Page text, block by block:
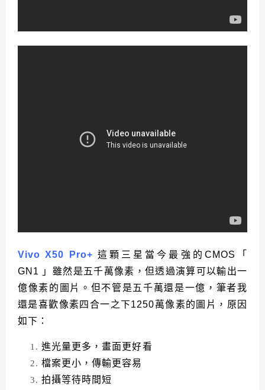
Vivo X50 Pro+ 這顆三星當今最強的CMOS「
GN1 」雖然是五千萬像素，但透過演算可以輸出一
億像素的圖片。但不管是五千萬還是一億，筆者我
還是喜歡像素四合一之下1250萬像素的圖片，原因
如下：
進光量更多，畫面更好看
檔案更小，傳輸更容易
拍攝等待時間短